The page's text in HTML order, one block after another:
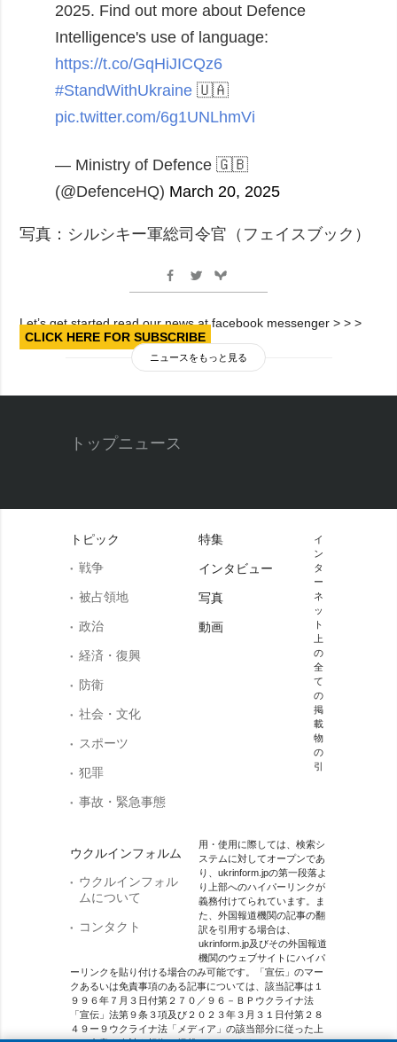
2025. Find out more about Defence
Intelligence's use of language:
https://t.co/GqHiJICQz6
#StandWithUkraine 🇺🇦
pic.twitter.com/6g1UNLhmVi
— Ministry of Defence 🇬🇧
(@DefenceHQ) March 20, 2025
写真：シルシキー軍総司令官（フェイスブック）
Let’s get started read our news at facebook messenger > > >
CLICK HERE FOR SUBSCRIBE
ニュースをもっと見る
トップニュース
トピック
戦争
被占領地
政治
経済・復興
防衛
社会・文化
スポーツ
犯罪
事故・緊急事態
ウクルインフォルム
ウクルインフォル
ムについて
コンタクト
特集
インタビュー
写真
動画
イ
ン
タ
ー
ネ
ッ
ト
上
の
全
て
の
掲
載
物
の
引
用・使用に際しては、検索シ
ステムに対してオープンであ
り、ukrinform.jpの第一段落よ
り上部へのハイパーリンクが
義務付けてられています。ま
た、外国報道機関の記事の翻
訳を引用する場合は、
ukrinform.jp及びその外国報道
機関のウェブサイトにハイパ
ーリンクを貼り付ける場合のみ可能です。「宣伝」のマー
クあるいは免責事項のある記事については、該当記事は１
９９６年７月３日付第２７０／９６－ＢＰウクライナ法
「宣伝」法第９条３項及び２０２３年３月３１日付第２８
４９ー９ウクライナ法「メディア」の該当部分に従った上